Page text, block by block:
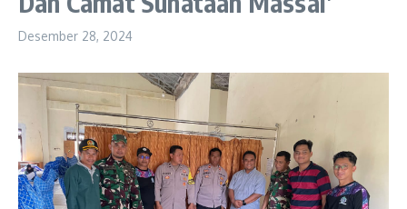
Desember 28, 2024